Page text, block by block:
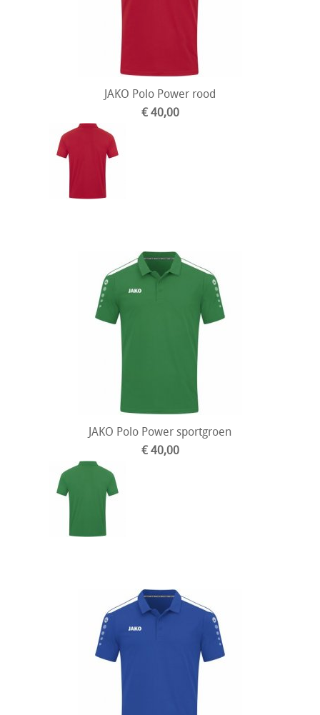
JAKO Polo Power rood
€ 40,00
JAKO Polo Power sportgroen
€ 40,00